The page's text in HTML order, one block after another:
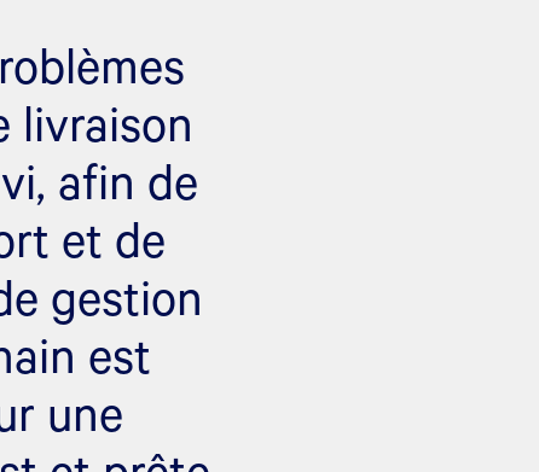
livraison
afin de
et de
gestion
est
une